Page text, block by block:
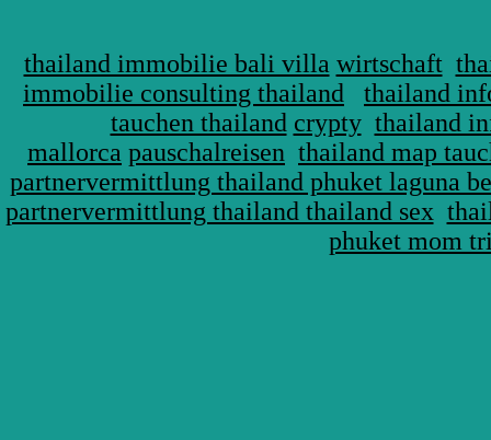
thailand immobilie bali villa wirtschaft
immobilie consulting thailand
thailand
tauchen thailand crypty thailand
mallorca pauschalreisen thailand map
partnervermittlung thailand phuket laguna
partnervermittlung thailand thailand sex
phuket mom